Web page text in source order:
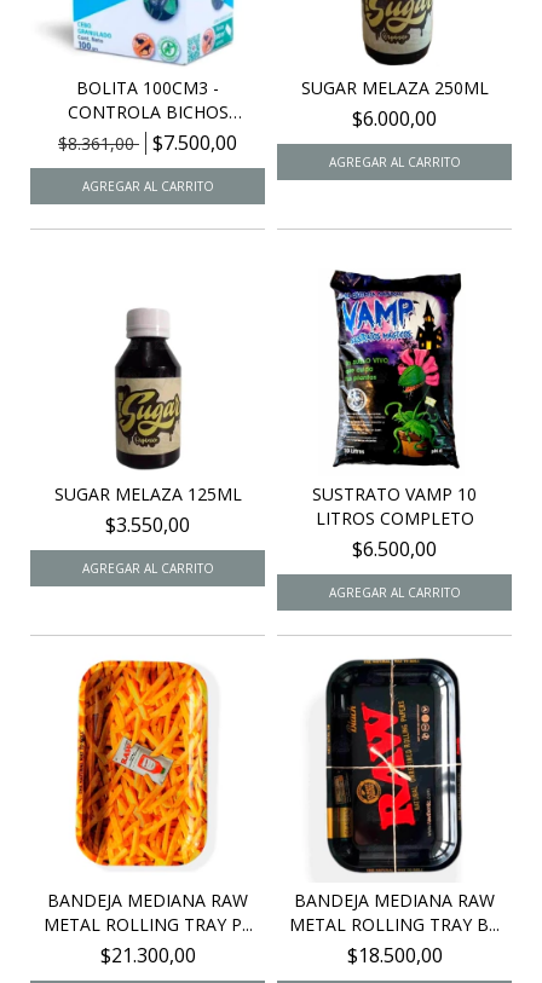
BOLITA 100CM3 -
CONTROLA BICHOS
BOLITA -...
$8.361,00 $7.500,00
SUGAR MELAZA 250ML
$6.000,00
SUGAR MELAZA 125ML
$3.550,00
SUSTRATO VAMP 10
LITROS COMPLETO
$6.500,00
BANDEJA MEDIANA RAW
METAL ROLLING TRAY P...
$21.300,00
BANDEJA MEDIANA RAW
METAL ROLLING TRAY B...
$18.500,00